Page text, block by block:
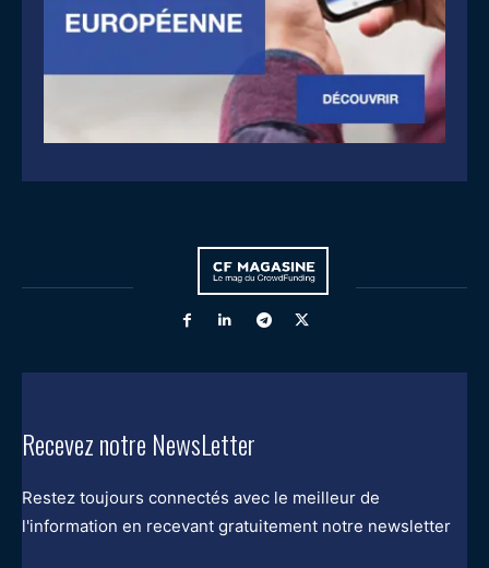
Recevez notre NewsLetter
Restez toujours connectés avec le meilleur de
l'information en recevant gratuitement notre newsletter